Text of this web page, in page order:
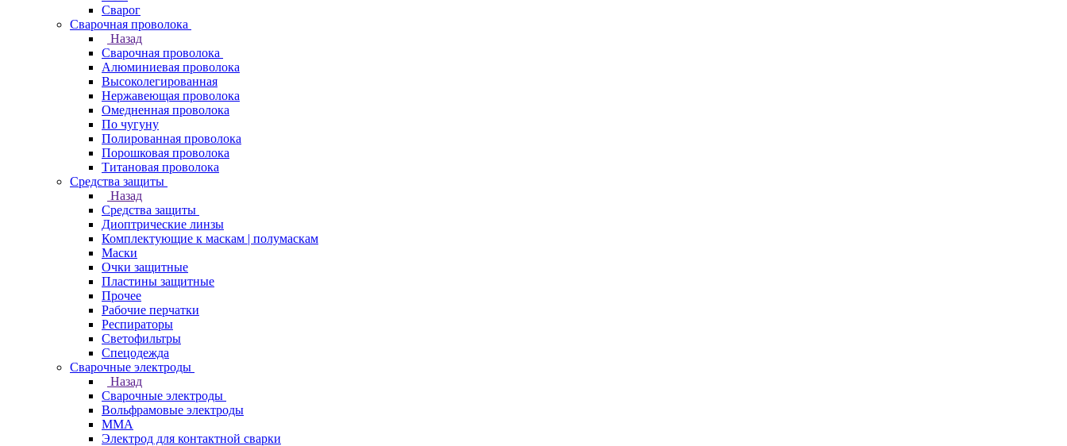
Сварог
Сварочная проволока
Назад
Сварочная проволока
Алюминиевая проволока
Высоколегированная
Нержавеющая проволока
Омедненная проволока
По чугуну
Полированная проволока
Порошковая проволока
Титановая проволока
Средства защиты
Назад
Средства защиты
Диоптрические линзы
Комплектующие к маскам | полумаскам
Маски
Очки защитные
Пластины защитные
Прочее
Рабочие перчатки
Респираторы
Светофильтры
Спецодежда
Сварочные электроды
Назад
Сварочные электроды
Вольфрамовые электроды
ММА
Электрод для контактной сварки